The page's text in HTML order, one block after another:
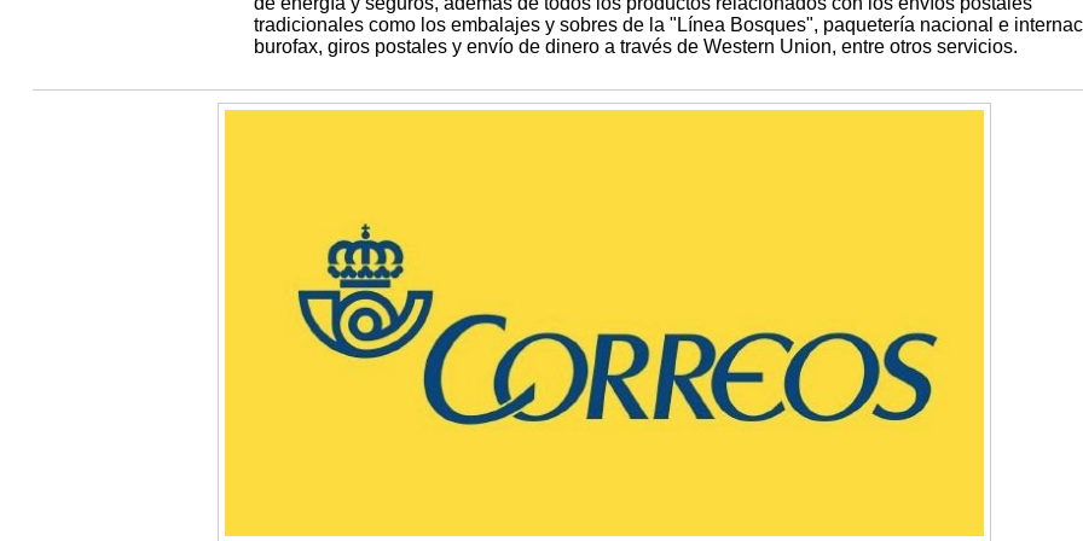
tradicionales como los embalajes y sobres de la "Línea Bosques", paquetería nacional e
burofax, giros postales y envío de dinero a través de Western Union, entre otros servicios.